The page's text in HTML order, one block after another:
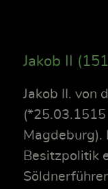
Jakob II
Jakob II. von
Magdeburg).
Besitzpolitik